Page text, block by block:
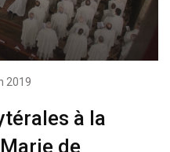
2019
à la
de